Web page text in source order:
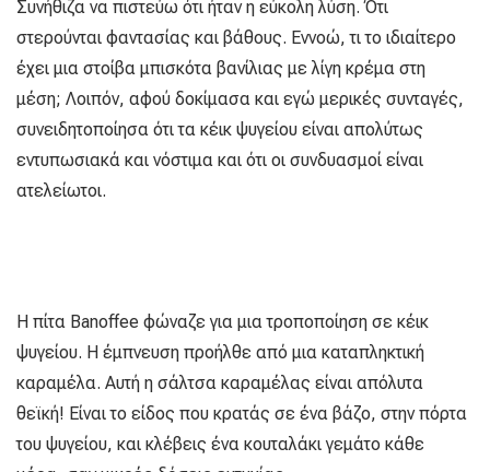
Συνήθιζα να πιστεύω ότι ήταν η εύκολη λύση. Ότι
στερούνται φαντασίας και βάθους. Εννοώ, τι το ιδιαίτερο
έχει μια στοίβα μπισκότα βανίλιας με λίγη κρέμα στη
μέση; Λοιπόν, αφού δοκίμασα και εγώ μερικές συνταγές,
συνειδητοποίησα ότι τα κέικ ψυγείου είναι απολύτως
εντυπωσιακά και νόστιμα και ότι οι συνδυασμοί είναι
ατελείωτοι.
Η πίτα Banoffee φώναζε για μια τροποποίηση σε κέικ
ψυγείου. Η έμπνευση προήλθε από μια καταπληκτική
καραμέλα. Αυτή η σάλτσα καραμέλας είναι απόλυτα
θεϊκή! Είναι το είδος που κρατάς σε ένα βάζο, στην πόρτα
του ψυγείου, και κλέβεις ένα κουταλάκι γεμάτο κάθε